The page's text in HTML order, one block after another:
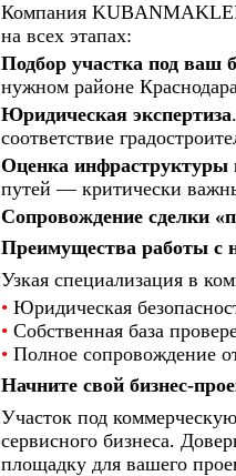
Компания
на всех этапах:
Подбор участка под ваш
нужном районе
Юридическая экспертиза
соответствие
Оценка инфраструктуры
путей — критически
Сопровождение сделки
Преимущества работы с
Узкая специализация в
•Юридическая
•Собственная база
•Полное сопровождение
Начните свой бизнес-
Участок под
сервисного бизнеса.
площадку для вашего